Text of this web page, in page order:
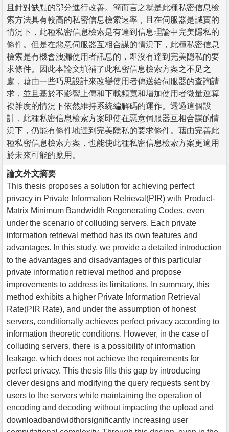
且針對缺點的部分進行改善。簡而言之就是此種私密信息檢
索方法具有較高的私密信息檢索速率，且在伺服器是誠實的
情況下，此種私密信息檢索是有達到信息理論中完美隱私的
條件。但是在惡意伺服器互相合謀的情況下，此種私密信息
檢索是有機會洩漏使用者訊息的，即沒有達到完美隱私的要
求條件。因此本論文填補了此私密信息檢索方案之不足之
處，藉由一些巧思設計來改變使用者傳送給伺服器的查詢請
求，並且基於不影響上傳和下載頻寬和增加使用者微量運算
複雜度的情況下依然維持系統編解碼的運作。透過這個設
計，此種私密信息檢索方案即使在惡意伺服器互相合謀的情
況下，仍能有條件地達到完美隱私的要求條件。藉由完善此
種私密信息檢索方案，也能使此種私密信息檢索方案更適用
於未來可能的應用。
論文外文摘要
This thesis proposes a solution for achieving perfect
privacy in Private Information Retrieval(PIR) with Product-
Matrix Minimum Bandwidth Regenerating Codes, even
under the scenario of colluding servers. Each private
information retrieval method has its own features and
advantages. In this study, we provide a detailed introduction
to the advantages and disadvantages of this particular
private information retrieval method and propose
improvements to address its limitations. In summary, this
method exhibits a higher Private Information Retrieval
Rate(PIR Rate), and under the assumption of honest
servers, conditionally achieves perfect privacy according to
information theoretic conditions. However, in the case of
colluding servers, there is a possibility of information
leakage, which does not achieve the requirements for
perfect privacy. This thesis fills this gap by introducing
clever designs and modifying the query requests sent by
users to the servers while maintaining the operation of
encoding and decoding without impacting the upload and
downloadbandwidthorsignificantly increasing user